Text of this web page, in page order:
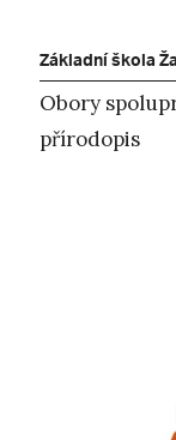
Základní škola
Obory
přírodopis